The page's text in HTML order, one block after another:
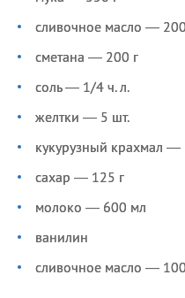
сливочное масло —
сметана — 200 г
соль — 1/4 ч. л.
желтки — 5 шт.
кукурузный крахмал —
сахар — 125 г
молоко — 600 мл
ванилин
сливочное масло —